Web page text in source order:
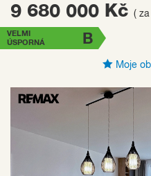
9 680 000 Kč (
B
VELMI
ÚSPORNÁ
Moje